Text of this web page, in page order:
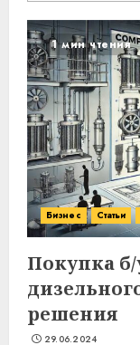
1 мин чтения
Бизнес Статьи
Покупка
решения
29.06.2024